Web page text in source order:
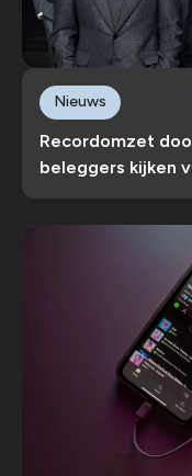
Recordomzet
beleggers kijken
Nieuws